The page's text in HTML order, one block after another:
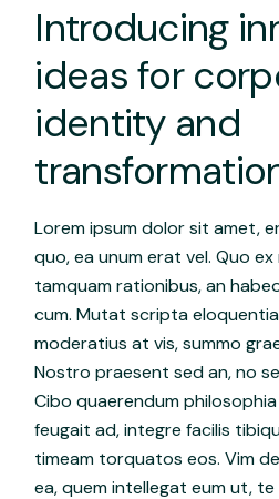
Introducing
ideas for
identity and
Lorem ipsum dolor sit amet,
quo, ea unum erat vel. Quo ex
tamquam rationibus, an
cum. Mutat scripta
moderatius at vis, summo
Nostro praesent sed an, no
Cibo quaerendum
feugait ad, integre facilis
timeam torquatos eos. Vim
ea, quem intellegat eum ut,